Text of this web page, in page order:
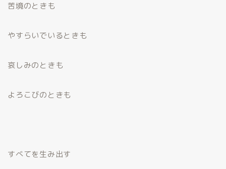
苦境のときも
やすらいでいるときも
哀しみのときも
よろこびのときも
すべてを生み出す